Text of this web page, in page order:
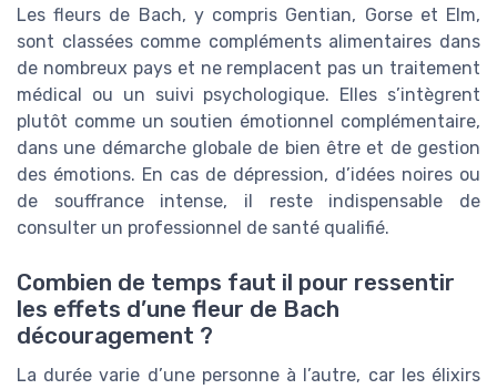
Les fleurs de Bach, y compris Gentian, Gorse et Elm,
sont classées comme compléments alimentaires dans
de nombreux pays et ne remplacent pas un traitement
médical ou un suivi psychologique. Elles s’intègrent
plutôt comme un soutien émotionnel complémentaire,
dans une démarche globale de bien être et de gestion
des émotions. En cas de dépression, d’idées noires ou
de souffrance intense, il reste indispensable de
consulter un professionnel de santé qualifié.
Combien de temps faut il pour ressentir
les effets d’une fleur de Bach
découragement ?
La durée varie d’une personne à l’autre, car les élixirs